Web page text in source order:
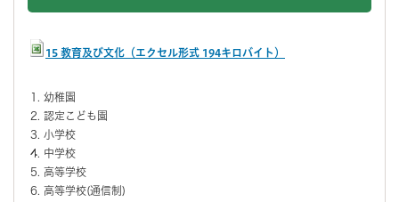
15 教育及び文化（エクセル形式 194キロバイト）
幼稚園
認定こども園
小学校
中学校
高等学校
高等学校(通信制)